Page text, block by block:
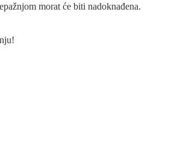
morat će biti nadoknađena.